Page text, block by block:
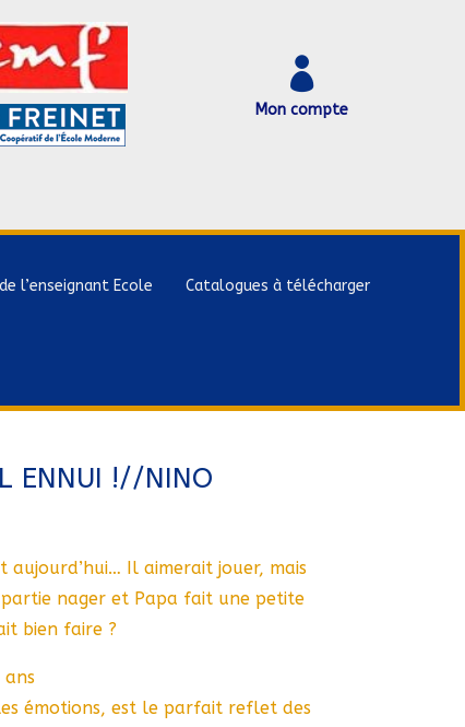

Mon compte
l’enseignant Ecole Catalogues à télécharger
ENNUI !//NINO
aujourd’hui… Il aimerait jouer, mais
nager et Papa fait une petite
bien faire ?
ans
émotions, est le parfait reflet des